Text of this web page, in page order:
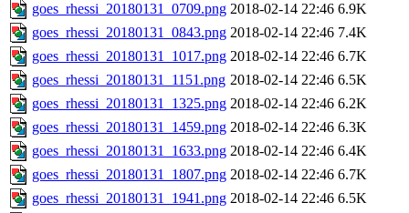
goes_rhessi_20180131_0709.png 2018-02-14 22:46 6.9K
goes_rhessi_20180131_0843.png 2018-02-14 22:46 7.4K
goes_rhessi_20180131_1017.png 2018-02-14 22:46 6.7K
goes_rhessi_20180131_1151.png 2018-02-14 22:46 6.5K
goes_rhessi_20180131_1325.png 2018-02-14 22:46 6.2K
goes_rhessi_20180131_1459.png 2018-02-14 22:46 6.3K
goes_rhessi_20180131_1633.png 2018-02-14 22:46 6.4K
goes_rhessi_20180131_1807.png 2018-02-14 22:46 6.7K
goes_rhessi_20180131_1941.png 2018-02-14 22:46 6.5K